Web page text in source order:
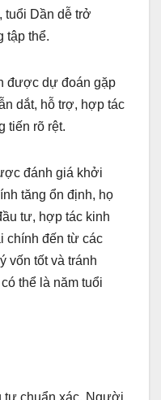
tuổi Dần dễ trở
tập thể.
được dự đoán gặp
dắt, hỗ trợ, hợp tác
tiến rõ rệt.
đánh giá khởi
tăng ổn định, họ
tư, hợp tác kinh
chính đến từ các
vốn tốt và tránh
thể là năm tuổi
tư chuẩn xác. Người